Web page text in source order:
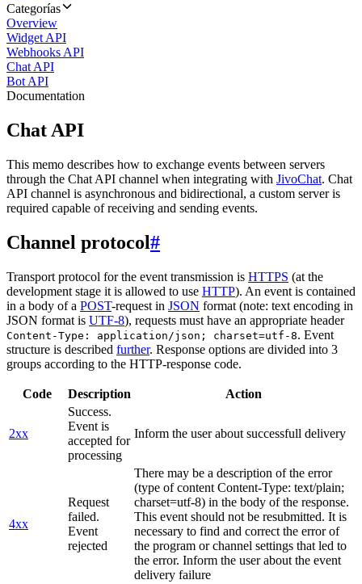
Categorías
Overview
Widget API
Webhooks API
Chat API
Bot API
Documentation
Chat API
This memo describes how to exchange events between servers
through the Chat API channel when integrating with JivoChat. Chat
API channel is asynchronous and bidirectional, a custom server is
required capable of receiving and sending events.
Channel protocol#
Transport protocol for the event transmission is HTTPS (at the
development stage it is allowed to use HTTP). An event is contained
in a body of a POST-request in JSON format (note: text encoding in
JSON format is UTF-8), requests must have an appropriate header
Content-Type: application/json; charset=utf-8. Event
structure is described further. Response options are divided into 3
groups according to the HTTP-response code.
Code Description Action
2xx
Success.
Event is
accepted for
processing
Inform the user about successfull delivery
4xx
Request
failed.
Event
rejected
There may be a description of the error
(type of content Content-Type: text/plain;
charset=utf-8) in the body of the response.
This event should not be resubmitted. It is
necessary to find and correct the error of
the program or channel settings that led to
the error. Inform the user about the event
delivery failure